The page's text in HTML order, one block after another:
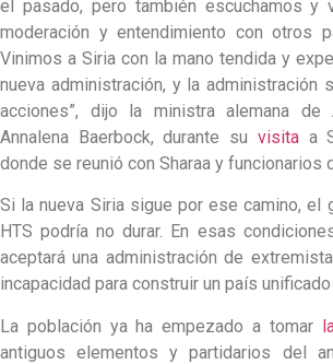
el pasado, pero también escuchamos y
moderación y entendimiento con otros
Vinimos a Siria con la mano tendida y
nueva administración, y la administración
acciones”, dijo la ministra alemana de
Annalena Baerbock, durante su visitaa
donde se reunió con Sharaa y funcionarios
Si la nueva Siria sigue por ese camino, el
HTS podría no durar. En esas
aceptará una administración de
incapacidad para construir un país
La población ya ha empezado a tomar
antiguos elementos y partidarios del